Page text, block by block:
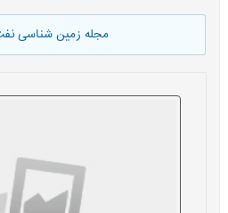
مجله زمین شناسی نفت